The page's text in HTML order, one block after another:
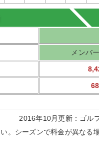
メンバ
2016年10月更新：ゴル
。シーズンで料金が異なる